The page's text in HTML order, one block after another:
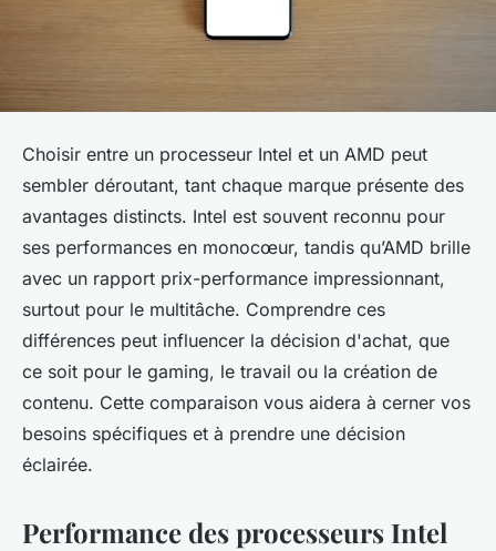
Choisir entre un processeur Intel et un AMD peut
sembler déroutant, tant chaque marque présente des
avantages distincts. Intel est souvent reconnu pour
ses performances en monocœur, tandis qu’AMD brille
avec un rapport prix-performance impressionnant,
surtout pour le multitâche. Comprendre ces
différences peut influencer la décision d'achat, que
ce soit pour le gaming, le travail ou la création de
contenu. Cette comparaison vous aidera à cerner vos
besoins spécifiques et à prendre une décision
éclairée.
Performance des processeurs Intel